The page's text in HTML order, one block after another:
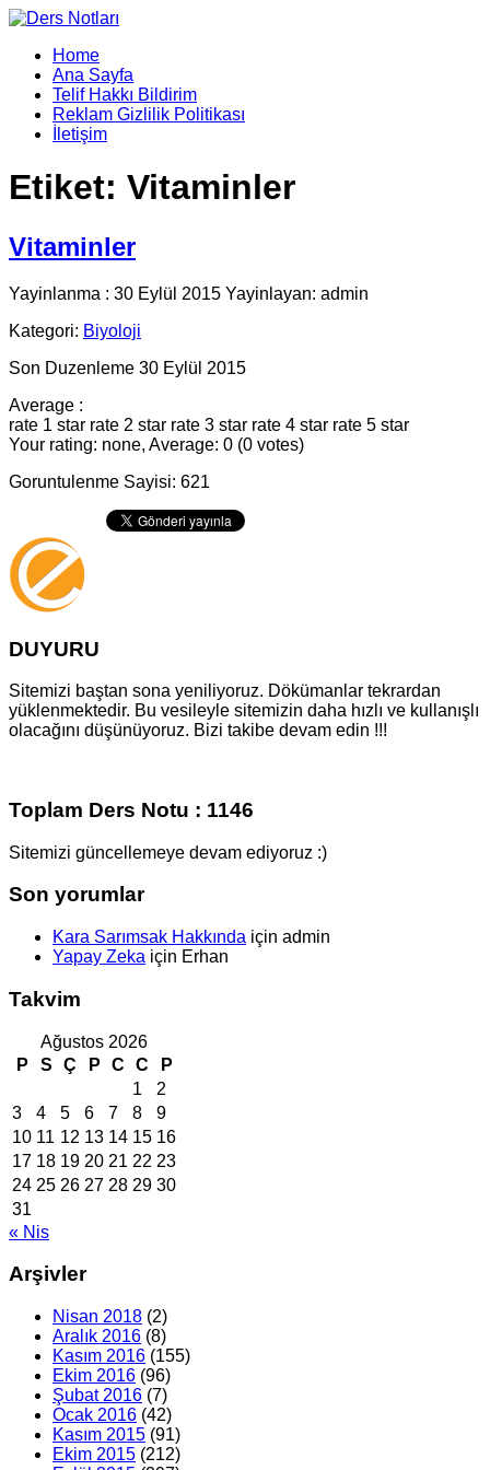
Home
Ana Sayfa
Telif Hakkı Bildirim
Reklam Gizlilik Politikası
İletişim
Etiket: Vitaminler
Vitaminler
Yayinlanma : 30 Eylül 2015 Yayinlayan: admin
Kategori: Biyoloji
Son Duzenleme 30 Eylül 2015
Average :
rate 1 star rate 2 star rate 3 star rate 4 star rate 5 star
Your rating: none, Average: 0 (0 votes)
Goruntulenme Sayisi: 621
DUYURU
Sitemizi baştan sona yeniliyoruz. Dökümanlar tekrardan
yüklenmektedir. Bu vesileyle sitemizin daha hızlı ve kullanışlı
olacağını düşünüyoruz. Bizi takibe devam edin !!!
Toplam Ders Notu : 1146
Sitemizi güncellemeye devam ediyoruz :)
Son yorumlar
Kara Sarımsak Hakkında için admin
Yapay Zeka için Erhan
Takvim
Ağustos 2026
P
S Ç P C C
P
1
2
3
4 5 6 7 8
9
10 11 12 13 14 15 16
17 18 19 20 21 22 23
24 25 26 27 28 29 30
31
« Nis
Arşivler
Nisan 2018 (2)
Aralık 2016 (8)
Kasım 2016 (155)
Ekim 2016 (96)
Şubat 2016 (7)
Ocak 2016 (42)
Kasım 2015 (91)
Ekim 2015 (212)